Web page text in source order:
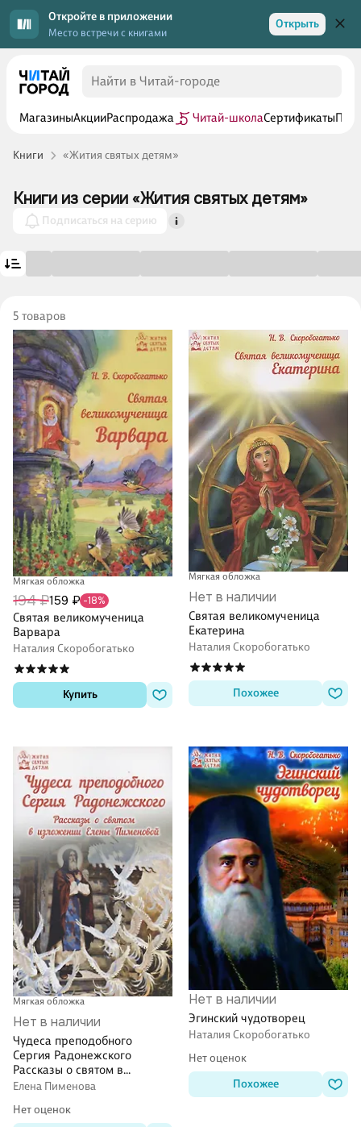
Откройте в приложении
Место встречи с книгами
Открыть
МагазиныАкцииРаспродажа Читай-школаСертификаты
Книги «Жития святых детям»
Книги из серии «Жития святых детям»
Подписаться на серию
5 товаров
Мягкая обложка
194 ₽159 ₽ -18%
Святая великомученица
Варвара
Наталия Скоробогатько
Купить
Мягкая обложка
Нет в наличии
Святая великомученица
Екатерина
Наталия Скоробогатько
Похожее
Мягкая обложка
Нет в наличии
Чудеса преподобного
Сергия Радонежского
Рассказы о святом в
изложении для детей Елены
Елена Пименова
Нет оценок
Нет в наличии
Эгинский чудотворец
Наталия Скоробогатько
Нет оценок
Похожее